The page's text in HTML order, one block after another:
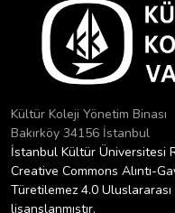
Kültür Koleji Yönetim Binası
Bakırköy 34156 İstanbul
İstanbul Kültür Üniversitesi
Creative Commons Alıntı-
Türetilemez 4.0 Uluslararası
lisanslanmıştır.